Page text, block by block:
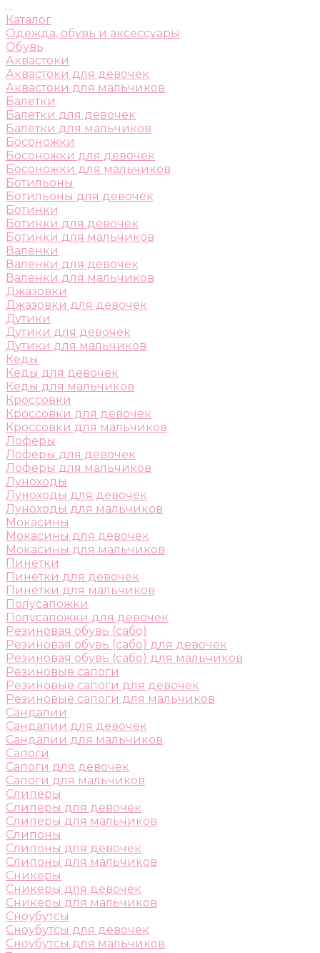
...
Каталог
Одежда, обувь и аксессуары
Обувь
Аквастоки
Аквастоки для девочек
Аквастоки для мальчиков
Балетки
Балетки для девочек
Балетки для мальчиков
Босоножки
Босоножки для девочек
Босоножки для мальчиков
Ботильоны
Ботильоны для девочек
Ботинки
Ботинки для девочек
Ботинки для мальчиков
Валенки
Валенки для девочек
Валенки для мальчиков
Джазовки
Джазовки для девочек
Дутики
Дутики для девочек
Дутики для мальчиков
Кеды
Кеды для девочек
Кеды для мальчиков
Кроссовки
Кроссовки для девочек
Кроссовки для мальчиков
Лоферы
Лоферы для девочек
Лоферы для мальчиков
Луноходы
Луноходы для девочек
Луноходы для мальчиков
Мокасины
Мокасины для девочек
Мокасины для мальчиков
Пинетки
Пинетки для девочек
Пинетки для мальчиков
Полусапожки
Полусапожки для девочек
Резиновая обувь (сабо)
Резиновая обувь (сабо) для девочек
Резиновая обувь (сабо) для мальчиков
Резиновые сапоги
Резиновые сапоги для девочек
Резиновые сапоги для мальчиков
Сандалии
Сандалии для девочек
Сандалии для мальчиков
Сапоги
Сапоги для девочек
Сапоги для мальчиков
Слиперы
Слиперы для девочек
Слиперы для мальчиков
Слипоны
Слипоны для девочек
Слипоны для мальчиков
Сникеры
Сникеры для девочек
Сникеры для мальчиков
Сноубутсы
Сноубутсы для девочек
Сноубутсы для мальчиков